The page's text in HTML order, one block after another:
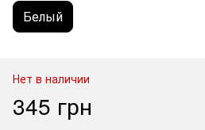
Белый
Нет в наличии
345 грн